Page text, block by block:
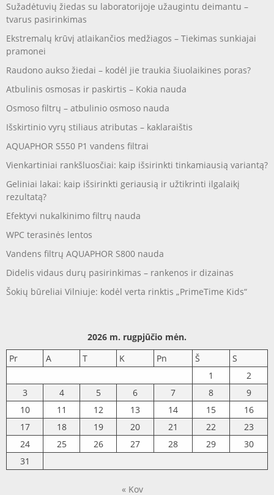
Sužadėtuvių žiedas su laboratorijoje užaugintu deimantu –
tvarus pasirinkimas
Ekstremalų krūvį atlaikančios medžiagos – Tiekimas sunkiajai
pramonei
Raudono aukso žiedai – kodėl jie traukia šiuolaikines poras?
Atbulinis osmosas ir paskirtis – Kokia nauda
Osmoso filtrų – atbulinio osmoso nauda
Išskirtinio vyrų stiliaus atributas – kaklaraištis
AQUAPHOR S550 P1 vandens filtrai
Vienkartiniai rankšluosčiai: kaip išsirinkti tinkamiausią variantą?
Geliniai lakai: kaip išsirinkti geriausią ir užtikrinti ilgalaikį
rezultatą?
Efektyvi nukalkinimo filtrų nauda
WPC terasinės lentos
Vandens filtrų AQUAPHOR S800 nauda
Didelis vidaus durų pasirinkimas – rankenos ir dizainas
Šokių būreliai Vilniuje: kodėl verta rinktis „PrimeTime Kids“
2026 m. rugpjūčio mėn.
Pr
A T K Pn Š
S
1
2
3
4 5 6 7 8
9
10
11 12 13 14 15
16
17
18 19 20 21 22
23
24
25 26 27 28 29
30
31
« Kov